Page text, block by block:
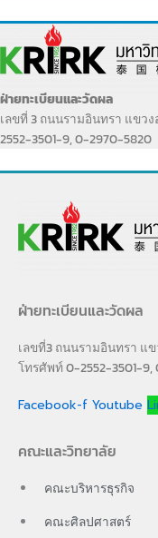
ฝ่ายทะเบียนและวัดผล
เลขที่ 3 ถนนรามอินทรา แขว
2552-3501-9, 0-2970-5820
ฝ่ายทะเบียนและวัดผล
เลขที่3 ถนนรามอินทรา แ
โทรศัพท์ 0-2552-3501-
Facebook-f Youtube
คณะและวิทยาลัย
คณะบริหารธุรกิจ
คณะศิลปศาสตร์